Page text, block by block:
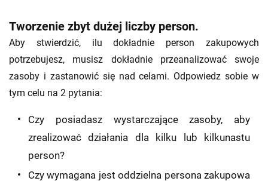
Tworzenie zbyt dużej liczby person.
Aby stwierdzić, ilu dokładnie person zakupowych
potrzebujesz, musisz dokładnie przeanalizować swoje
zasoby i zastanowić się nad celami. Odpowiedz sobie w
tym celu na 2 pytania:
Czy posiadasz wystarczające zasoby, aby
zrealizować działania dla kilku lub kilkunastu
person?
Czy wymagana jest oddzielna persona zakupowa